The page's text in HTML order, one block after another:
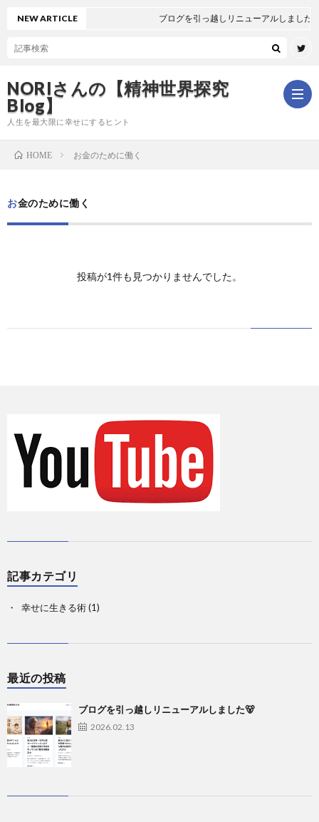
NORIさんの【精神世界探究
Blog】
人生を最大限に幸せにするヒント
に
情
て
お
NEW ARTICLE ブログを引っ越しリニューアルしました🐻
HOME お金のために働く
お金のために働く
投稿が1件も見つかりませんでした。
記事カテゴリ
幸せに生きる術(1)
最近の投稿
ブログを引っ越しリニューアルしました🐻
2026.02.13